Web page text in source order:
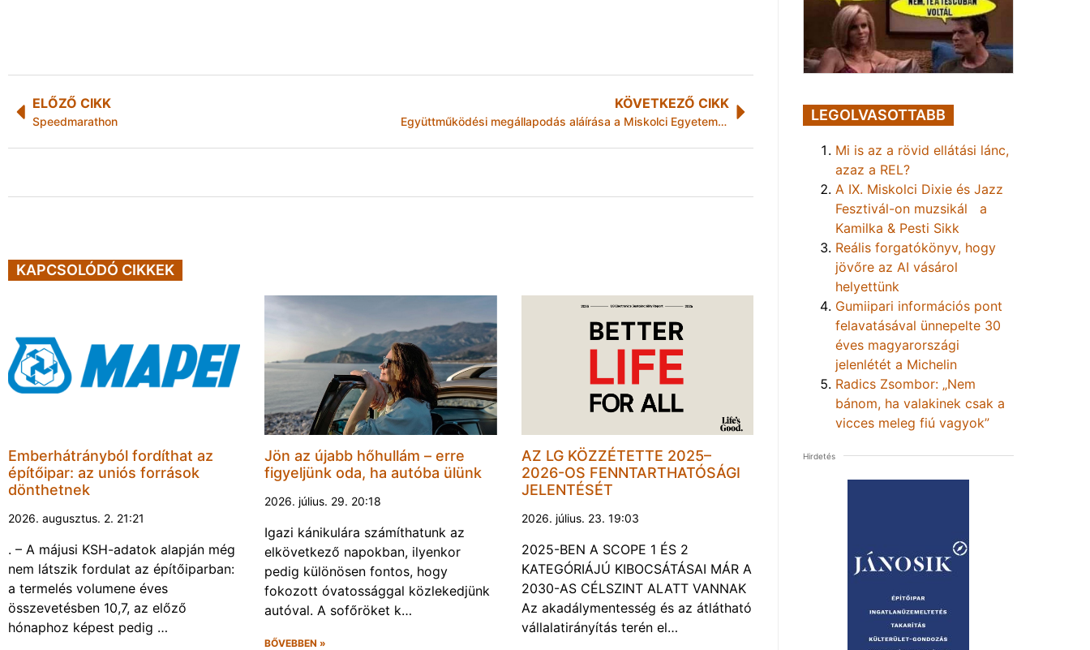
ELŐZŐ CIKK
Speedmarathon
KÖVETKEZŐ CIKK
Együttműködési megállapodás aláírása a Miskolci Egyetem és a MISEK között
KAPCSOLÓDÓ CIKKEK
Emberhátrányból fordíthat az
építőipar: az uniós források
dönthetnek
2026. augusztus. 2. 21:21
. – A májusi KSH-adatok alapján még
nem látszik fordulat az építőiparban:
a termelés volumene éves
összevetésben 10,7, az előző
hónaphoz képest pedig …
Jön az újabb hőhullám – erre
figyeljünk oda, ha autóba ülünk
2026. július. 29. 20:18
Igazi kánikulára számíthatunk az
elkövetkező napokban, ilyenkor
pedig különösen fontos, hogy
fokozott óvatossággal közlekedjünk
autóval. A sofőröket k…
BŐVEBBEN »
AZ LG KÖZZÉTETTE 2025–
2026-OS FENNTARTHATÓSÁGI
JELENTÉSÉT
2026. július. 23. 19:03
2025-BEN A SCOPE 1 ÉS 2
KATEGÓRIÁJÚ KIBOCSÁTÁSAI MÁR A
2030-AS CÉLSZINT ALATT VANNAK
Az akadálymentesség és az átlátható
vállalatirányítás terén el…
LEGOLVASOTTABB
Mi is az a rövid ellátási lánc,
azaz a REL?
A IX. Miskolci Dixie és Jazz
Fesztivál-on muzsikál a
Kamilka & Pesti Sikk
Reális forgatókönyv, hogy
jövőre az AI vásárol
helyettünk
Gumiipari információs pont
felavatásával ünnepelte 30
éves magyarországi
jelenlétét a Michelin
Radics Zsombor: „Nem
bánom, ha valakinek csak a
vicces meleg fiú vagyok”
Hirdetés